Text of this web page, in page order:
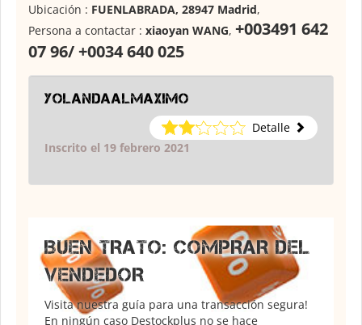
Ubicación : FUENLABRADA, 28947 Madrid,
Persona a contactar : xiaoyan WANG, +003491 642
07 96/ +0034 640 025
Yolandaalmaximo
Detalle
Inscrito el 19 febrero 2021
BUEN TRATO: COMPRAR DEL
VENDEDOR
Visita nuestra guía para una transacción segura!
En ningún caso Destockplus no se hace